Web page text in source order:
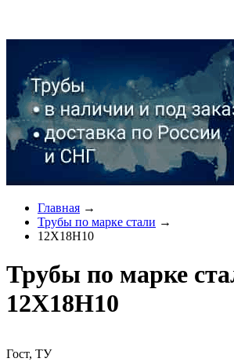
Главная →
Трубы по марке стали →
12Х18Н10
Трубы по марке
12Х18Н10
Гост, ТУ